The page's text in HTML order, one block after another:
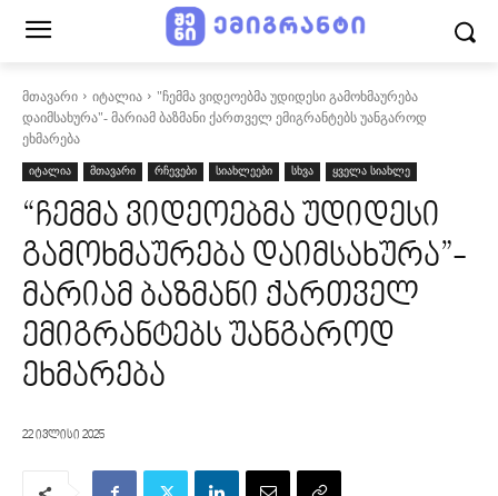
მთავარი იტალია
"ჩემმა ვიდეოებმა უდიდესი გამოხმაურება
დაიმსახურა"- მარიამ ბაზმანი ქართველ ემიგრანტებს უანგაროდ
ეხმარება
იტალია მთავარი რჩევები სიახლეები სხვა ყველა სიახლე
“ჩემმა ვიდეოებმა უდიდესი
გამოხმაურება დაიმსახურა”-
მარიამ ბაზმანი ქართველ
ემიგრანტებს უანგაროდ
ეხმარება
22 ივლისი 2025